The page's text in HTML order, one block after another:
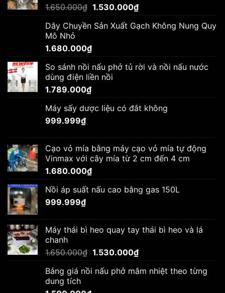
1.650.000₫ Giá
là:
1.530.000₫Giá
tại
Dây Chuyền Sản Xuất Gạch Không Nung Quy
Mô Nhỏ
1.680.000₫
So sánh nồi nấu phở tủ rời và nồi nấu nước
dùng điện liền nồi
1.789.000₫
Máy sấy dược liệu có đắt không
999.999₫
Cạo vỏ mía bằng máy cạo vỏ mía tự động
Vinmax với cây mía từ 2 cm đến 4 cm
1.680.000₫
Nồi áp suất nấu cao bằng gas 150L
999.999₫
Máy thái bì heo quay tay thái bì heo và lá
chanh
1.650.000₫ Giá
là:
1.530.000₫Giá
tại
Bảng giá nồi nấu phở mâm nhiệt theo từng
dung tích